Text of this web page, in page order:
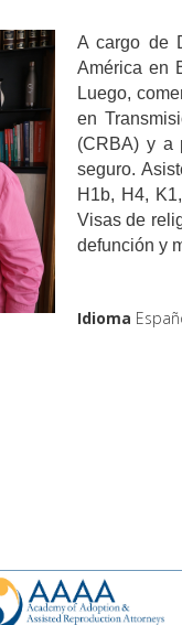
A cargo de
América en
Luego,
en
(CRBA) y a
seguro.
H1b, H4,
Visas de
defunción y
Idioma